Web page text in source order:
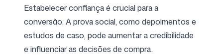
Estabelecer confiança é crucial para a
conversão. A prova social, como depoimentos e
estudos de caso, pode aumentar a credibilidade
e influenciar as decisões de compra.